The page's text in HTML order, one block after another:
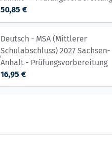
50,85 €
Deutsch - MSA (Mittlerer
Schulabschluss) 2027 Sachsen-
Anhalt - Prüfungsvorbereitung
16,95 €